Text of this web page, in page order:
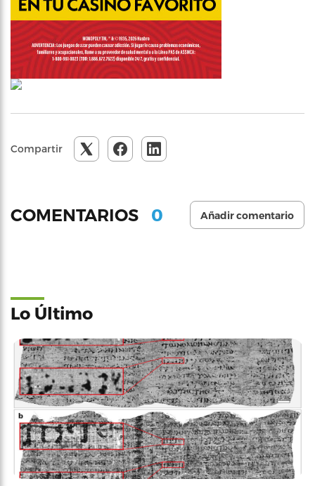
Compartir
COMENTARIOS 0 Añadir comentario
Lo Último